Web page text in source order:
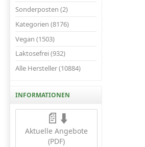
Sonderposten (2)
Kategorien (8176)
Vegan (1503)
Laktosefrei (932)
Alle Hersteller (10884)
INFORMATIONEN
📄⬇️
Aktuelle Angebote
(PDF)